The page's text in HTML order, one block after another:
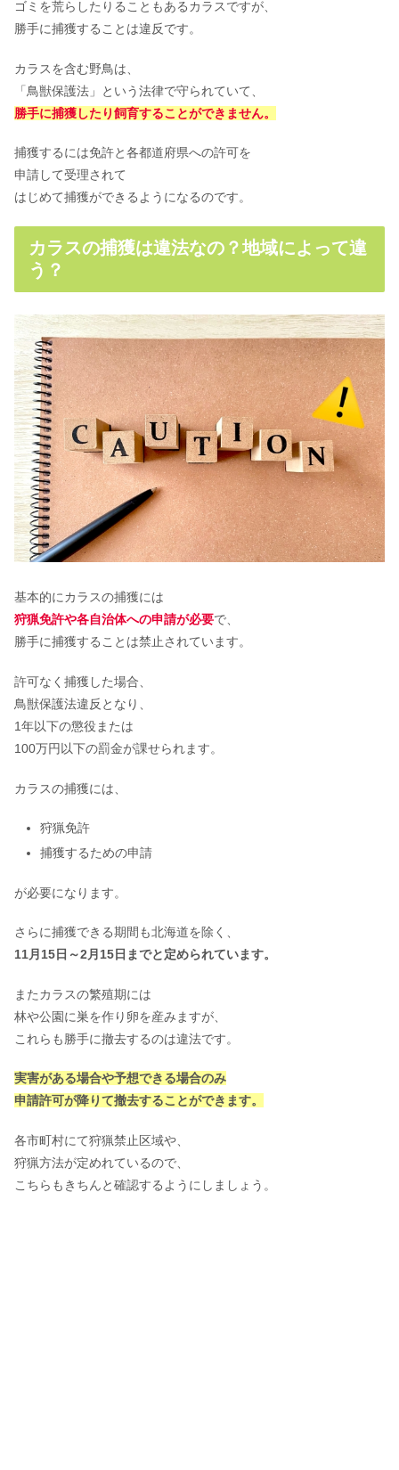
ゴミを荒らしたりることもあるカラスですが、
勝手に捕獲することは違反です。
カラスを含む野鳥は、
「鳥獣保護法」という法律で守られていて、
勝手に捕獲したり飼育することができません。
捕獲するには免許と各都道府県への許可を
申請して受理されて
はじめて捕獲ができるようになるのです。
カラスの捕獲は違法なの？地域によって違
う？
基本的にカラスの捕獲には
狩猟免許や各自治体への申請が必要で、
勝手に捕獲することは禁止されています。
許可なく捕獲した場合、
鳥獣保護法違反となり、
1年以下の懲役または
100万円以下の罰金が課せられます。
カラスの捕獲には、
狩猟免許
捕獲するための申請
が必要になります。
さらに捕獲できる期間も北海道を除く、
11月15日～2月15日までと定められています。
またカラスの繁殖期には
林や公園に巣を作り卵を産みますが、
これらも勝手に撤去するのは違法です。
実害がある場合や予想できる場合のみ
申請許可が降りて撤去することができます。
各市町村にて狩猟禁止区域や、
狩猟方法が定めれているので、
こちらもきちんと確認するようにしましょう。